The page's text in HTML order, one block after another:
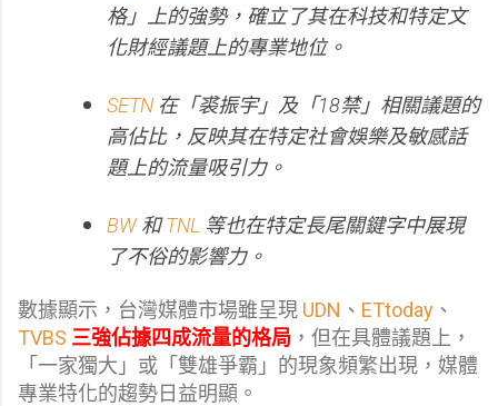
格」上的強勢，確立了其在科技和特定文
化財經議題上的專業地位。
SETN 在「裘振宇」及「18禁」相關議題的
高佔比，反映其在特定社會娛樂及敏感話
題上的流量吸引力。
BW和TNL 等也在特定長尾關鍵字中展現
了不俗的影響力。
數據顯示，台灣媒體市場雖呈現 UDN 、 ETtoday 、
TVBS 三強佔據四成流量的格局 ，但在具體議題上，
「一家獨大」或「雙雄爭霸」的現象頻繁出現，媒體
專業特化的趨勢日益明顯。